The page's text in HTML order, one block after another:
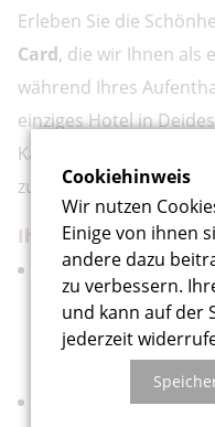
Erleben Sie die
Card, die wir Ihnen als
während Ihres
einziges Hotel in
Karte ausgibt, freuen
zusätzlichen Vorteil
Ihre Vorteile mit der
Kostenfreier
oder ermäßigten
Attraktionen,
Ermäßigungen
Cookiehinweis
Wir nutzen
Einige von ihnen
andere dazu
zu verbessern.
und kann auf der
jederzeit